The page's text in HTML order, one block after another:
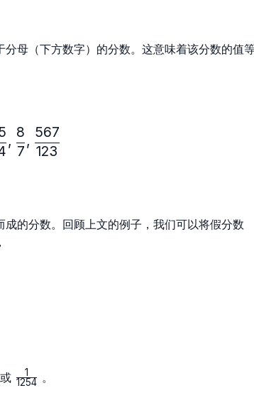
母（下方数字）的分数。这意味着该分数的值
,
7
8
,
123
567
的分数。回顾上文的例子，我们可以将假分数
或 \frac{1}
1254
1 。